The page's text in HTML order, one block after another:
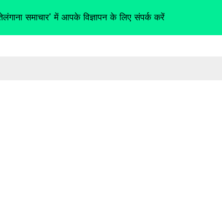
समाचार' में आपके विज्ञापन के लिए संपर्क करें